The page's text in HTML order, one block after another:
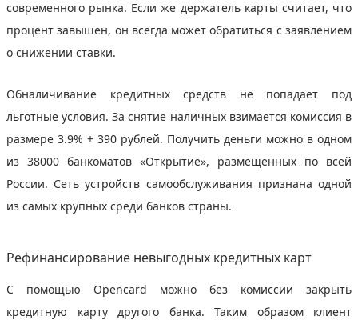
современного рынка. Если же держатель карты считает, что
процент завышен, он всегда может обратиться с заявлением
о снижении ставки.
Обналичивание кредитных средств не попадает под
льготные условия. За снятие наличных взимается комиссия в
размере 3.9% + 390 рублей. Получить деньги можно в одном
из 38000 банкоматов «Открытие», размещенных по всей
России. Сеть устройств самообслуживания признана одной
из самых крупных среди банков страны.
Рефинансирование невыгодных кредитных карт
С помощью Opencard можно без комиссии закрыть
кредитную карту другого банка. Таким образом клиент